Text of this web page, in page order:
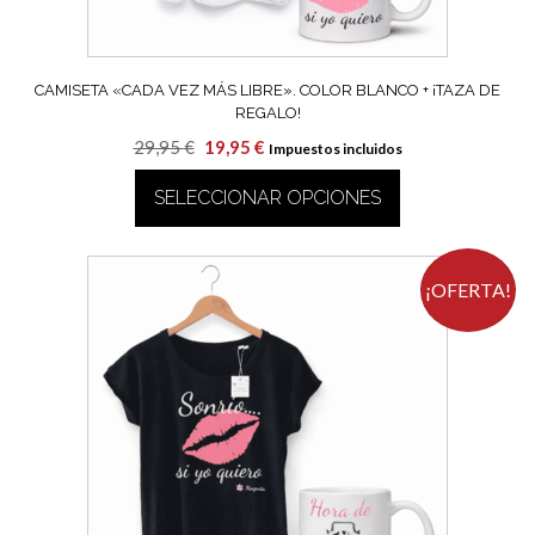
de
producto
CAMISETA «CADA VEZ MÁS LIBRE». COLOR BLANCO + ¡TAZA DE
REGALO!
29,95€ El
precio
original
era:
29,95 €.
19,95 €El
precio
actual
es:
19,95 €.
Impuestos incluidos
SELECCIONAR OPCIONES
producto
variantes.
opciones
pueden
elegir
¡OFERTA!